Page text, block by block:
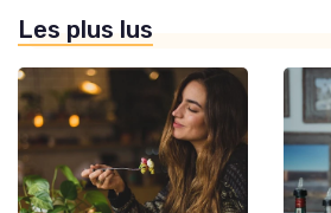
Les plus lus